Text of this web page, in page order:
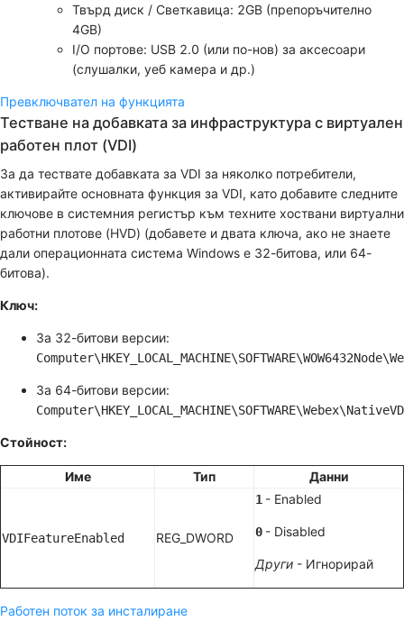
Твърд диск / Светкавица: 2GB (препоръчително
4GB)
I/O портове: USB 2.0 (или по-нов) за аксесоари
(слушалки, уеб камера и др.)
Превключвател на функцията
Тестване на добавката за инфраструктура с виртуален
работен плот (VDI)
За да тествате добавката за VDI за няколко потребители,
активирайте основната функция за VDI, като добавите следните
ключове в системния регистър към техните хоствани виртуални
работни плотове (HVD) (добавете и двата ключа, ако не знаете
дали операционната система Windows е 32-битова, или 64-
битова).
Ключ:
За 32-битови версии:
За 64-битови версии:
Стойност:
Име Тип Данни
VDIFeatureEnabled REG_DWORD
1 - Enabled
0 - Disabled
Други - Игнорирай
Работен поток за инсталиране